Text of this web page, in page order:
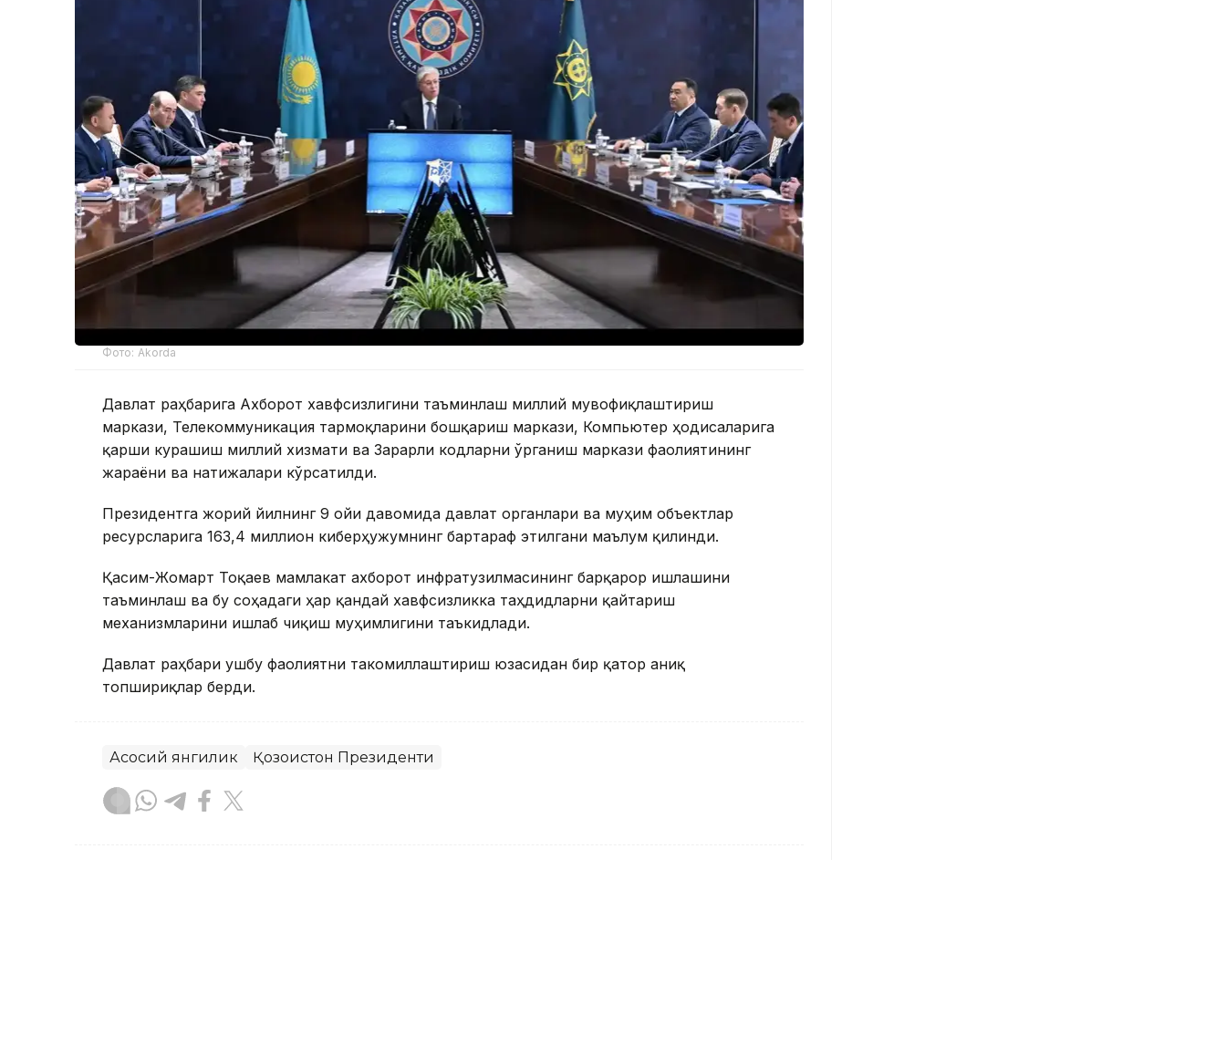
Фото: Akorda
Давлат раҳбарига Ахборот хавфсизлигини таъминлаш миллий мувофиқлаштириш
маркази, Телекоммуникация тармоқларини бошқариш маркази, Компьютер ҳодисаларига
қарши курашиш миллий хизмати ва Зарарли кодларни ўрганиш маркази фаолиятининг
жараёни ва натижалари кўрсатилди.
Президентга жорий йилнинг 9 ойи давомида давлат органлари ва муҳим объектлар
ресурсларига 163,4 миллион киберҳужумнинг бартараф этилгани маълум қилинди.
Қасим-Жомарт Тоқаев мамлакат ахборот инфратузилмасининг барқарор ишлашини
таъминлаш ва бу соҳадаги ҳар қандай хавфсизликка таҳдидларни қайтариш
механизмларини ишлаб чиқиш муҳимлигини таъкидлади.
Давлат раҳбари ушбу фаолиятни такомиллаштириш юзасидан бир қатор аниқ
топшириқлар берди.
Асосий янгилик Қозоғистон Президенти